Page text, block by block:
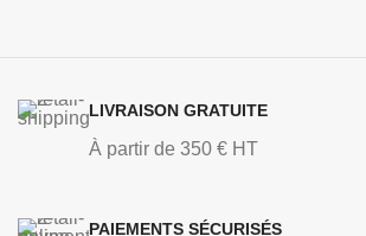
LIVRAISON GRATUITE
À partir de 350 € HT
PAIEMENTS SÉCURISÉS